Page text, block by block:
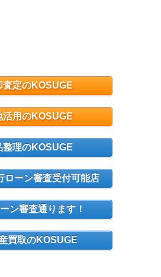
査定のKOSUGE
活用のKOSUGE
整理のKOSUGE
ローン審査受付可能店
ン審査通ります！
買取のKOSUGE